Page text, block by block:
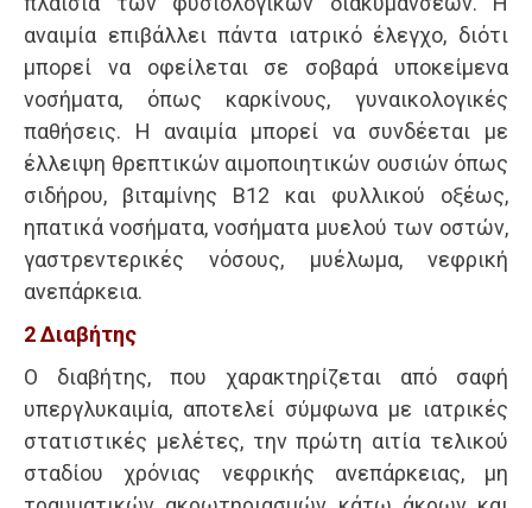
αναιμία επιβάλλει πάντα ιατρικό έλεγχο, διότι
μπορεί να οφείλεται σε σοβαρά υποκείμενα
νοσήματα, όπως καρκίνους, γυναικολογικές
παθήσεις. Η αναιμία μπορεί να συνδέεται με
έλλειψη θρεπτικών αιμοποιητικών ουσιών όπως
σιδήρου, βιταμίνης Β12 και φυλλικού οξέως,
ηπατικά νοσήματα, νοσήματα μυελού των οστών,
γαστρεντερικές νόσους, μυέλωμα, νεφρική
ανεπάρκεια.
2 Διαβήτης
O διαβήτης, που χαρακτηρίζεται από σαφή
υπεργλυκαιμία, αποτελεί σύμφωνα με ιατρικές
στατιστικές μελέτες, την πρώτη αιτία τελικού
σταδίου χρόνιας νεφρικής ανεπάρκειας, μη